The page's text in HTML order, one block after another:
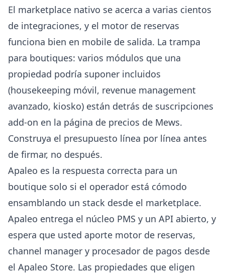
El marketplace nativo se acerca a varias cientos
de integraciones, y el motor de reservas
funciona bien en mobile de salida. La trampa
para boutiques: varios módulos que una
propiedad podría suponer incluidos
(housekeeping móvil, revenue management
avanzado, kiosko) están detrás de suscripciones
add-on en la página de precios de Mews.
Construya el presupuesto línea por línea antes
de firmar, no después.
Apaleo es la respuesta correcta para un
boutique solo si el operador está cómodo
ensamblando un stack desde el marketplace.
Apaleo entrega el núcleo PMS y un API abierto, y
espera que usted aporte motor de reservas,
channel manager y procesador de pagos desde
el Apaleo Store. Las propiedades que eligen